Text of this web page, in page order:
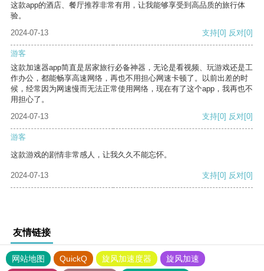
这款app的酒店、餐厅推荐非常有用，让我能够享受到高品质的旅行体
验。
2024-07-13
支持[0] 反对[0]
游客
这款加速器app简直是居家旅行必备神器，无论是看视频、玩游戏还是工
作办公，都能畅享高速网络，再也不用担心网速卡顿了。以前出差的时
候，经常因为网速慢而无法正常使用网络，现在有了这个app，我再也不
用担心了。
2024-07-13
支持[0] 反对[0]
游客
这款游戏的剧情非常感人，让我久久不能忘怀。
2024-07-13 支持[0] 反对[0]
友情链接
网站地图 QuickQ 旋风加速度器
旋风加速